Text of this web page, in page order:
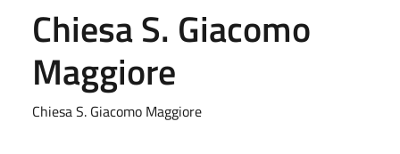
Chiesa S. Giacomo
Maggiore
Chiesa S. Giacomo Maggiore